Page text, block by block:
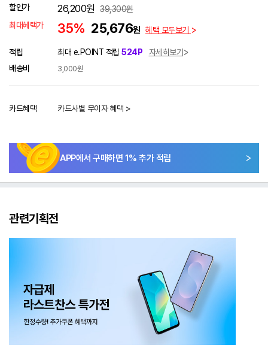
할인가 26,200원 39,300원
최대혜택가
35% 25,676원 혜택 모두보기
적립 최대 e.POINT 적립 524P
자세히보기
배송비
3,000원
카드혜택 카드사별 무이자 혜택 >
APP에서 구매하면 1% 추가 적립
관련기획전